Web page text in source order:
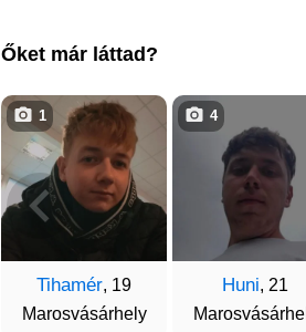
Őket már láttad?
Tihamér, 19
Marosvásárhely
1
Huni, 21
4